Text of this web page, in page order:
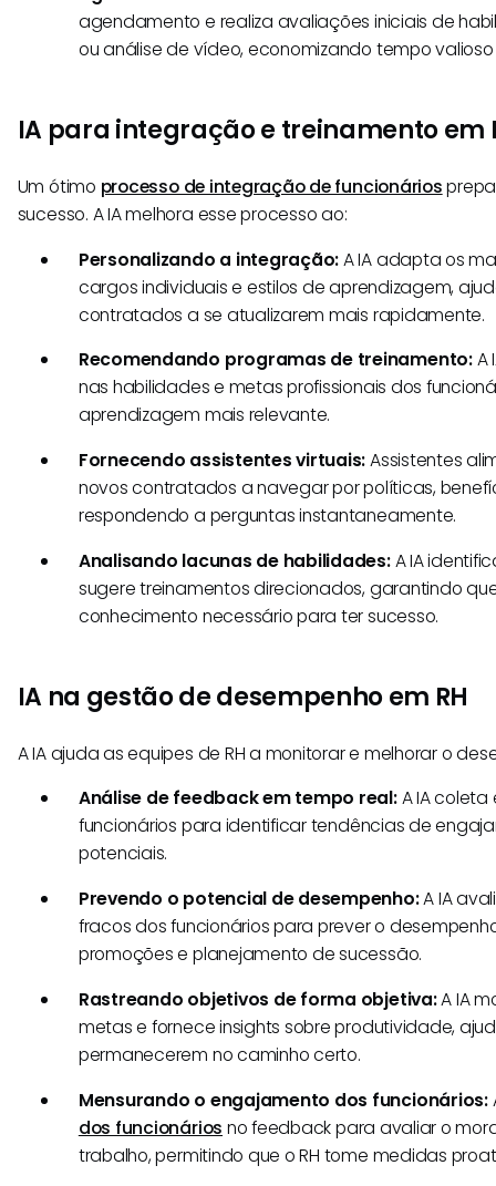
agendamento e realiza avaliações iniciais de
ou análise de vídeo, economizando tempo
IA para integração e treinamento em
Um ótimo processo de integração de funcionários
sucesso. A IA melhora esse processo ao:
Personalizando a integração:A IA adapta os
cargos individuais e estilos de aprendizagem,
contratados a se atualizarem mais rapidamente.
Recomendando programas de treinamento:A
nas habilidades e metas profissionais dos
aprendizagem mais relevante.
Fornecendo assistentes virtuais:Assistentes
novos contratados a navegar por políticas,
respondendo a perguntas instantaneamente.
Analisando lacunas de habilidades:A IA
sugere treinamentos direcionados, garantindo
conhecimento necessário para ter sucesso.
IA na gestão de desempenho em RH
A IA ajuda as equipes de RH a monitorar e melhorar o
Análise de feedback em tempo real:A IA coleta
funcionários para identificar tendências de
potenciais.
Prevendo o potencial de desempenho:A IA
fracos dos funcionários para prever o
promoções e planejamento de sucessão.
Rastreando objetivos de forma objetiva:A IA
metas e fornece insights sobre produtividade,
permanecerem no caminho certo.
Mensurando o engajamento dos funcionários:
dos funcionários no feedback para avaliar o
trabalho, permitindo que o RH tome medidas